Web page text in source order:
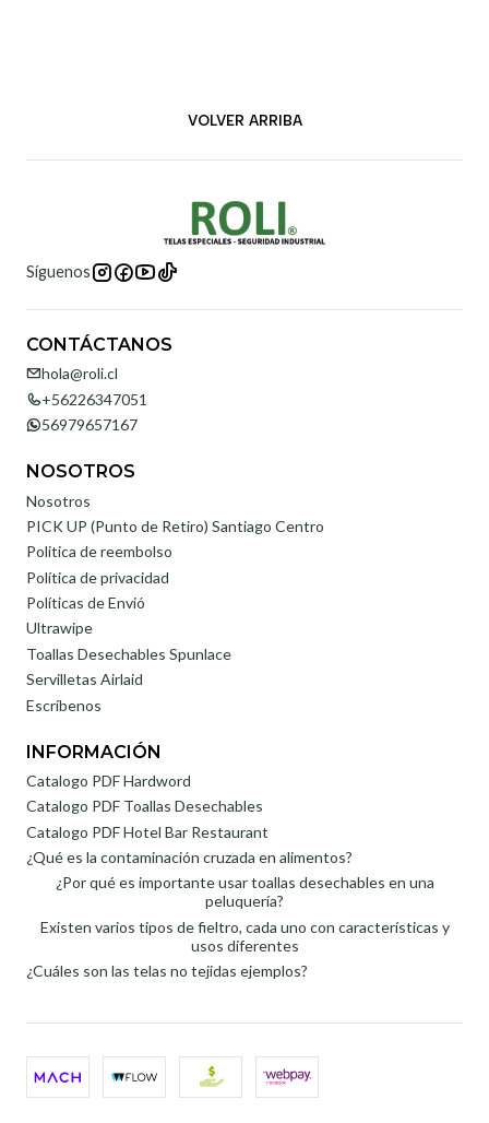
VOLVER ARRIBA
Síguenos
CONTÁCTANOS
hola@roli.cl
+56226347051
56979657167
NOSOTROS
Nosotros
PICK UP (Punto de Retiro) Santiago Centro
Politica de reembolso
Política de privacidad
Políticas de Envió
Ultrawipe
Toallas Desechables Spunlace
Servilletas Airlaid
Escríbenos
INFORMACIÓN
Catalogo PDF Hardword
Catalogo PDF Toallas Desechables
Catalogo PDF Hotel Bar Restaurant
¿Qué es la contaminación cruzada en alimentos?
¿Por qué es importante usar toallas desechables en una
peluquería?
Existen varios tipos de fieltro, cada uno con características y
usos diferentes
¿Cuáles son las telas no tejidas ejemplos?